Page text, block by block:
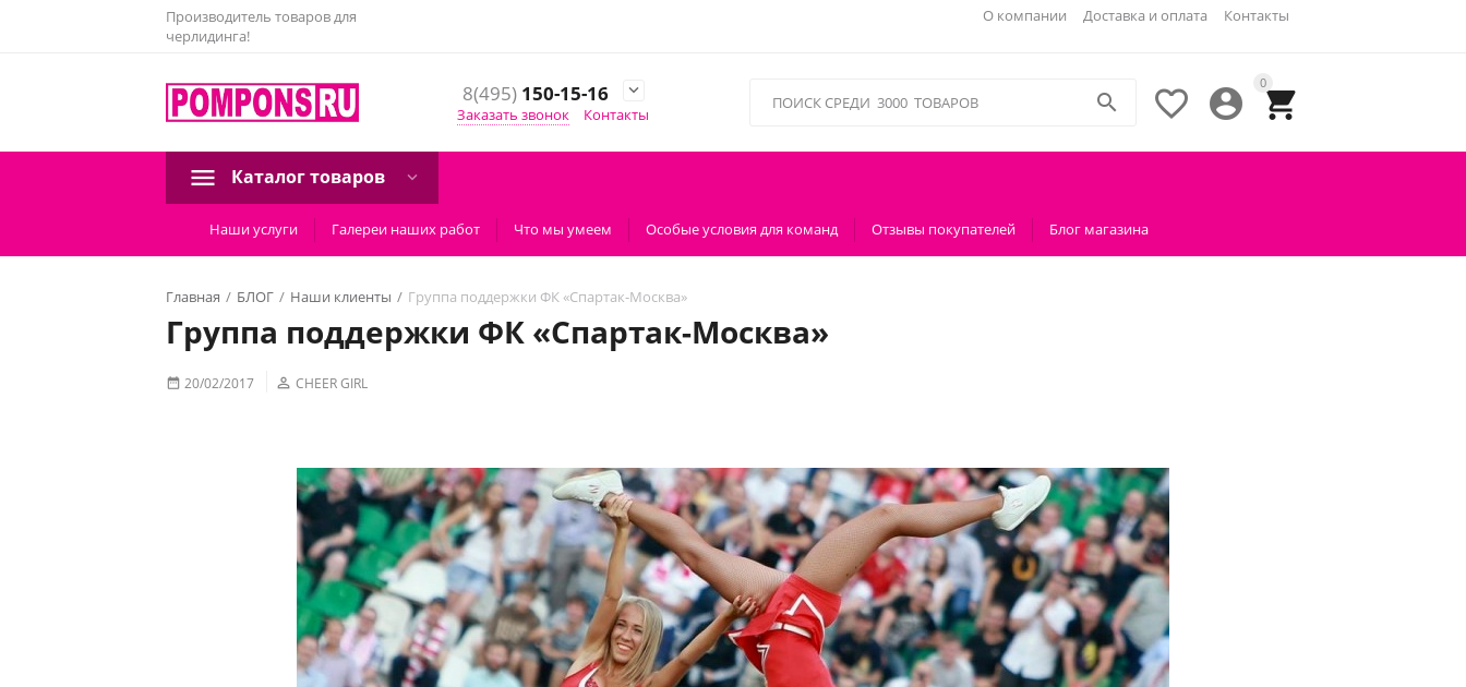
Производитель товаров для
черлидинга!
О компании Доставка и оплата Контакты
8(495)150-15-16

Заказать звонок
Контакты
0




Каталог товаров
Наши услуги Галереи наших работ Что мы умеем Особые условия для команд Отзывы покупателей Блог магазина
Главная / БЛОГ / Наши клиенты / Группа поддержки ФК «Спартак-Москва»
Группа поддержки ФК «Спартак-Москва»
 20/02/2017  CHEER GIRL